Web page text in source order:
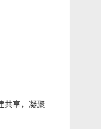
共享，凝聚